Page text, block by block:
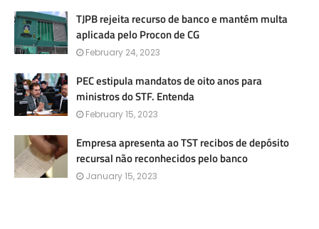
TJPB rejeita recurso de banco e mantém multa
aplicada pelo Procon de CG
February 24, 2023
PEC estipula mandatos de oito anos para
ministros do STF. Entenda
February 15, 2023
Empresa apresenta ao TST recibos de depósito
recursal não reconhecidos pelo banco
January 15, 2023